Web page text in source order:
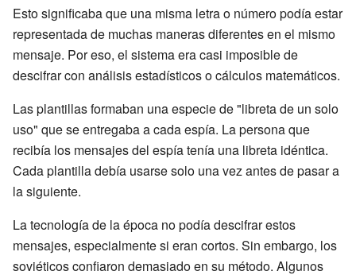
Esto significaba que una misma letra o número podía estar
representada de muchas maneras diferentes en el mismo
mensaje. Por eso, el sistema era casi imposible de
descifrar con análisis estadísticos o cálculos matemáticos.
Las plantillas formaban una especie de "libreta de un solo
uso" que se entregaba a cada espía. La persona que
recibía los mensajes del espía tenía una libreta idéntica.
Cada plantilla debía usarse solo una vez antes de pasar a
la siguiente.
La tecnología de la época no podía descifrar estos
mensajes, especialmente si eran cortos. Sin embargo, los
soviéticos confiaron demasiado en su método. Algunos